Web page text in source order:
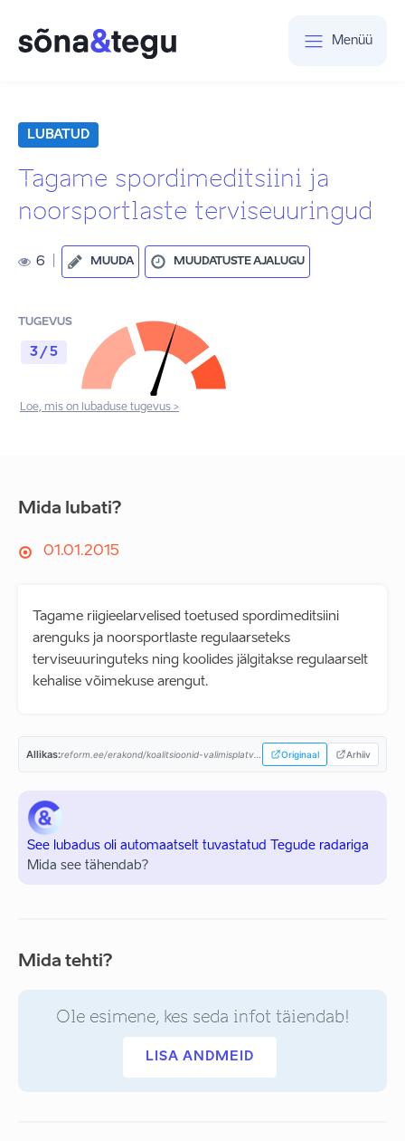
Menüü
LUBATUD
Tagame spordimeditsiini ja
noorsportlaste terviseuuringud
6 MUUDA MUUDATUSTE AJALUGU
TUGEVUS
3 / 5
Loe, mis on lubaduse tugevus >
Mida lubati?
01.01.2015
Tagame riigieelarvelised toetused spordimeditsiini
arenguks ja noorsportlaste regulaarseteks
terviseuuringuteks ning koolides jälgitakse regulaarselt
kehalise võimekuse arengut.
Allikas: Originaal Arhiiv
See lubadus oli automaatselt tuvastatud Tegude radariga
Mida see tähendab?
Mida tehti?
Ole esimene, kes seda infot täiendab!
LISA ANDMEID